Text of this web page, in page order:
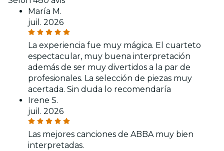
María M.
juil. 2026
La experiencia fue muy mágica. El cuarteto
espectacular, muy buena interpretación
además de ser muy divertidos a la par de
profesionales. La selección de piezas muy
acertada. Sin duda lo recomendaría
Irene S.
juil. 2026
Las mejores canciones de ABBA muy bien
interpretadas.